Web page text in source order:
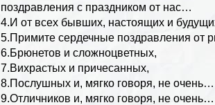
поздравления с праздником от нас…
4.И от всех бывших, настоящих и
5.Примите сердечные поздравления от
6.Брюнетов и сложноцветных,
7.Вихрастых и причесанных,
8.Послушных и, мягко говоря, не очень…
9.Отличников и, мягко говоря, не очень…